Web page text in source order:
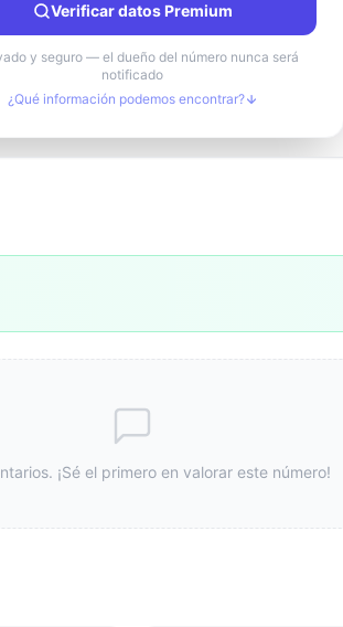
Desconocido Tipo
Verificar datos Premium
y seguro — el dueño del número nunca será
notificado
¿Qué información podemos encontrar?
¡Sé el primero en valorar este número!